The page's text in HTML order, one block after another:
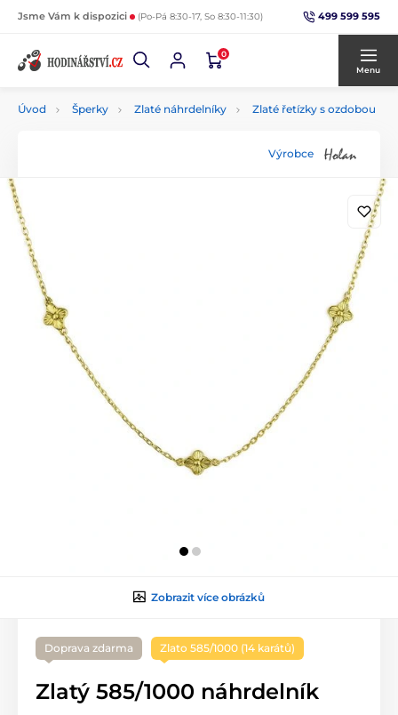
Jsme Vám k dispozici (Po-Pá 8:30-17, So 8:30-11:30) 499 599 595
0
Menu
Úvod Šperky Zlaté náhrdelníky Zlaté řetízky s ozdobou
Výrobce
Zobrazit více obrázků
Doprava zdarma Zlato 585/1000 (14 karátů)
Zlatý 585/1000 náhrdelník